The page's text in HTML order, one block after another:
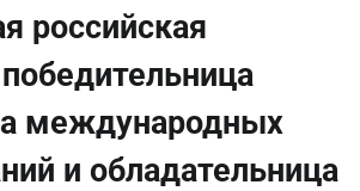
российская
международных
и обладательница